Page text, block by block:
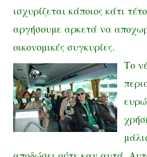
ισχυρίζεται κάποιος κάτι
αργήσουμε αρκετά να
οικονομικές συγκυρίες.
Το
ευρώ